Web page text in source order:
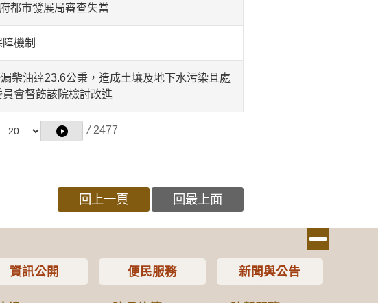
都市發展局審查失當
機制
柴油達23.6公秉，造成土壤及地下水污染且處
會督飭該院檢討改進
/ 2477
回上一頁 回最上面
資訊公開 便民服務 新聞與公告